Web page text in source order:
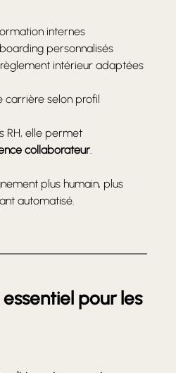
internes
personnalisés
intérieur adaptées
carrière selon profil
RH, elle permet
collaborateur.
plus humain, plus
automatisé.
essentiel pour les